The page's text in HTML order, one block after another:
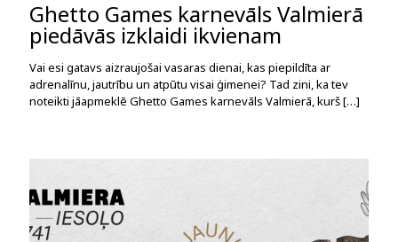
Ghetto Games karnevāls Valmierā
piedāvās izklaidi ikvienam
Vai esi gatavs aizraujošai vasaras dienai, kas piepildīta ar
adrenalīnu, jautrību un atpūtu visai ģimenei? Tad zini, ka tev
noteikti jāapmeklē Ghetto Games karnevāls Valmierā, kurš[…]